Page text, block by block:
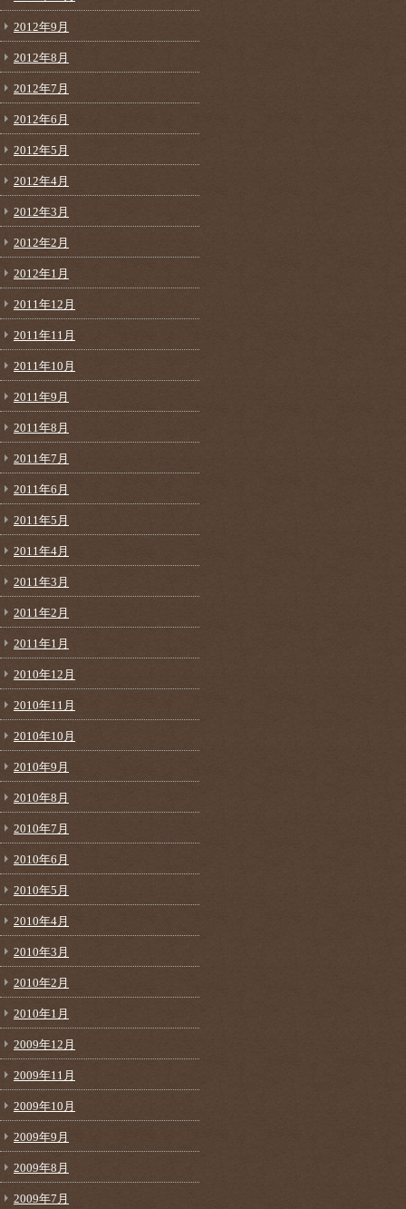
2012年9月
2012年8月
2012年7月
2012年6月
2012年5月
2012年4月
2012年3月
2012年2月
2012年1月
2011年12月
2011年11月
2011年10月
2011年9月
2011年8月
2011年7月
2011年6月
2011年5月
2011年4月
2011年3月
2011年2月
2011年1月
2010年12月
2010年11月
2010年10月
2010年9月
2010年8月
2010年7月
2010年6月
2010年5月
2010年4月
2010年3月
2010年2月
2010年1月
2009年12月
2009年11月
2009年10月
2009年9月
2009年8月
2009年7月